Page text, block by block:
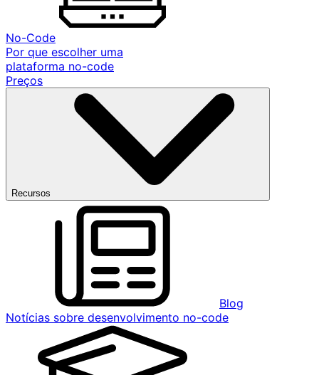
No-Code
Por que escolher uma
plataforma no-code
Preços
Recursos
Blog
Notícias sobre desenvolvimento no-code